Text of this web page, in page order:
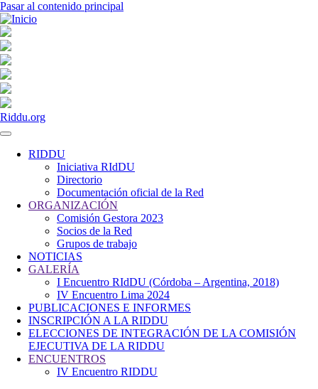
Pasar al contenido principal
Riddu.org
Navegación
RIDDU
Iniciativa RIdDU
Directorio
Documentación oficial de la Red
ORGANIZACIÓN
Comisión Gestora 2023
Socios de la Red
Grupos de trabajo
NOTICIAS
GALERÍA
I Encuentro RIdDU (Córdoba – Argentina, 2018)
IV Encuentro Lima 2024
PUBLICACIONES E INFORMES
INSCRIPCIÓN A LA RIDDU
ELECCIONES DE INTEGRACIÓN DE LA COMISIÓN
EJECUTIVA DE LA RIDDU
ENCUENTROS
IV Encuentro RIDDU